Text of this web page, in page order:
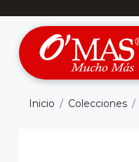
Inicio Colecciones